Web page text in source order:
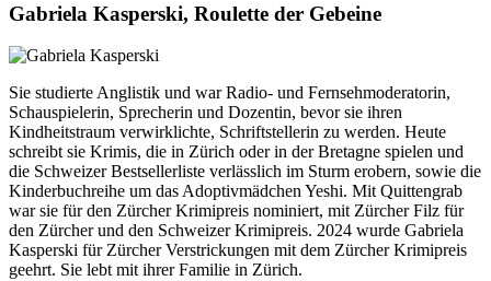
Gabriela Kasperski, Roulette der Gebeine
Sie studierte Anglistik und war Radio- und Fernsehmoderatorin,
Schauspielerin, Sprecherin und Dozentin, bevor sie ihren
Kindheitstraum verwirklichte, Schriftstellerin zu werden. Heute
schreibt sie Krimis, die in Zürich oder in der Bretagne spielen und
die Schweizer Bestsellerliste verlässlich im Sturm erobern, sowie die
Kinderbuchreihe um das Adoptivmädchen Yeshi. Mit Quittengrab
war sie für den Zürcher Krimipreis nominiert, mit Zürcher Filz für
den Zürcher und den Schweizer Krimipreis. 2024 wurde Gabriela
Kasperski für Zürcher Verstrickungen mit dem Zürcher Krimipreis
geehrt. Sie lebt mit ihrer Familie in Zürich.